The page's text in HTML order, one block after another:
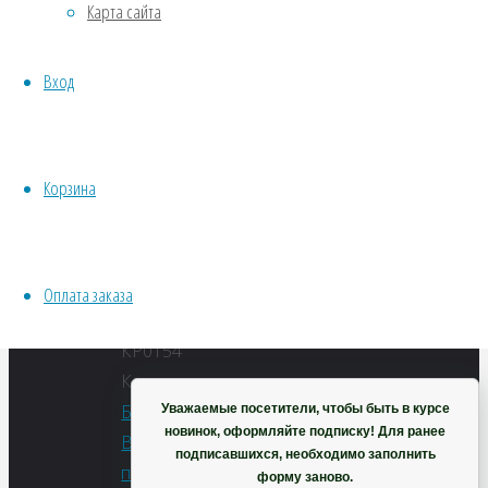
Карта сайта
Вход
Корзина
Оплата заказакорзину
КР0154
Категории:
Бонсай,
Весь
перечень
Хвойники
ИНСТРУМЕНТЫ, ОБОРУДОВАНИЕ
Уважаемые посетители, чтобы быть в курсе
новинок, оформляйте подписку! Для ранее
подписавшихся, необходимо заполнить
форму заново.